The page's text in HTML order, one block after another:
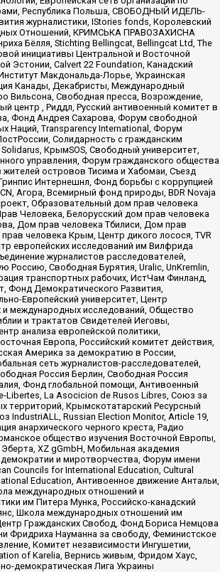
Республика Польша, СВОБОДНЫЙ ИДЕЛЬ-
журналистики, IStories fonds, Королевский
Отношений, КРИМСЬКА ПРАВОЗАХИСНА
Бёлля, Stichting Bellingcat, Bellingcat Ltd, The
инициативы Центральной и Восточной
Эстонии, Calvert 22 Foundation, Канадский
Макдональда-Лорье, Украинская
Канады, Декабристы, Международный
Вильсона, Свободная пресса, Возрождение,
центр , Риддл, Русский антивоенный комитет в
Фонд Андрея Сахарова, Форум свободной
Наций, Transparеncy International, Форум
Солидарность с гражданским
КрымSOS, Свободный университет,
управления, Форум гражданского общества
островов Тисима и Хабомаи, Съезд
Интернешнл, Фонд борьбы с коррупцией
Агора, Всемирный фонд природы, BDR Novaja
Образовательный дом прав человека
Человека, Белорусский дом прав человека
Дом прав человека Тбилиси, Дом прав
человека Крым, Центр дикого лосося, TVR
европейских исследований им Вилфрида
журналистов расследователей,
Россию, Свободная Бурятия, Uralic, UnKremlin,
транспортных рабочих, ИстЧам Финланд,
Фонд Демократического Развития,
Европейский университет, Центр
и международных исследований, Общество
и трактатов Свидетелей Иеговы,
анализа европейской политики,
Европа, Российский комитет действия,
Америка за демократию в России,
сеть журналистов-расследователей,
Россия Берлин, Свободная Россия
Фонд глобальной помощи, Антивоенный
Libertes, La Asocicion de Rusos Libres, Союз за
территорий, Крымскотатарский Ресурсный
IndustriALL, Russian Election Monitor, Article 19,
анархического черного креста, Радио
общество изучения Восточной Европы,
XZ gGmbH, Мобильная академия
и миротворчества, Форум имени
Councils for International Education, Cultural
Education, Антивоенное движение Антальи,
международных отношений и
им Питера Мунка, Российско-канадский
Школа международных отношений им
Гражданских Свобод, Фонд Бориса Немцова
Фридриха Науманна за свободу, Феминистское
Комитет независимости Ингушетии,
of Karelia, Вернись живым, Фридом Хаус,
демократическая Лига Украины